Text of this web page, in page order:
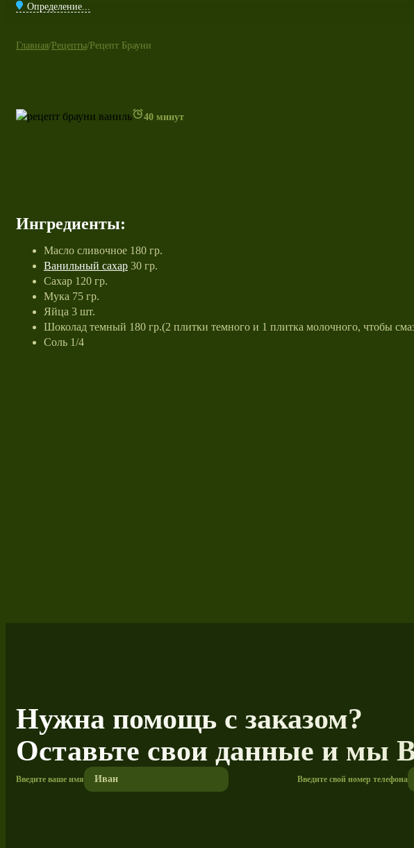
Определение...
Главная/ Рецепты/ Рецепт Брауни
40 минут
Ингредиенты:
Масло сливочное 180 гр.
Ванильный сахар 30 гр.
Сахар 120 гр.
Мука 75 гр.
Яйца 3 шт.
Шоколад темный 180 гр.(2 плитки темного и 1 плитка молочного, чтобы
Соль 1/4
Нужна помощь с заказом?
Оставьте свои данные и мы
Введите ваше имя Введите свой номер телефона